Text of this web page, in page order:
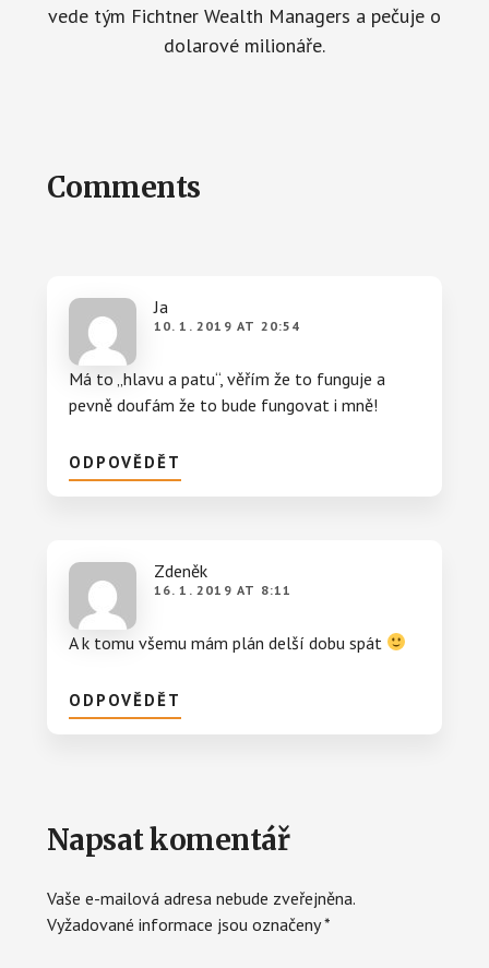
vede tým Fichtner Wealth Managers a pečuje o
dolarové milionáře.
Reader
Comments
Ja
10. 1. 2019 AT 20:54
Má to „hlavu a patu“, věřím že to funguje a
pevně doufám že to bude fungovat i mně!
ODPOVĚDĚT
Zdeněk
16. 1. 2019 AT 8:11
A k tomu všemu mám plán delší dobu spát
ODPOVĚDĚT
Napsat komentář
Vaše e-mailová adresa nebude zveřejněna.
Vyžadované informace jsou označeny*